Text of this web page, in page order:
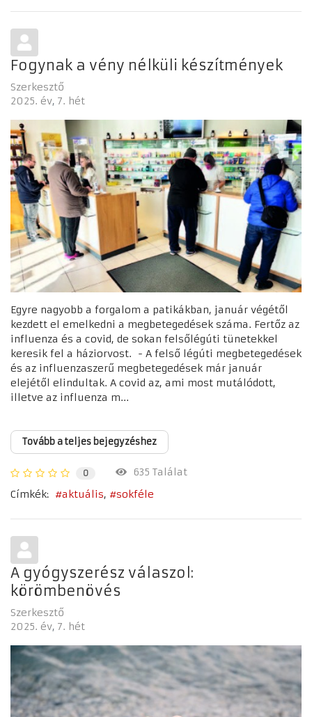
Fogynak a vény nélküli készítmények
Szerkesztő
2025. év 7. hét
Egyre nagyobb a forgalom a patikákban, január végétől
kezdett el emelkedni a megbetegedések száma. Fertőz az
influenza és a covid, de sokan felsőlégúti tünetekkel
keresik fel a háziorvost. - A felső légúti megbetegedések
és az influenzaszerű megbetegedések már január
elejétől elindultak. A covid az, ami most mutálódott,
illetve az influenza m...
Tovább a teljes bejegyzéshez
0
635 Találat
Címkék:
aktuális sokféle
A gyógyszerész válaszol:
körömbenövés
Szerkesztő
2025. év 7. hét